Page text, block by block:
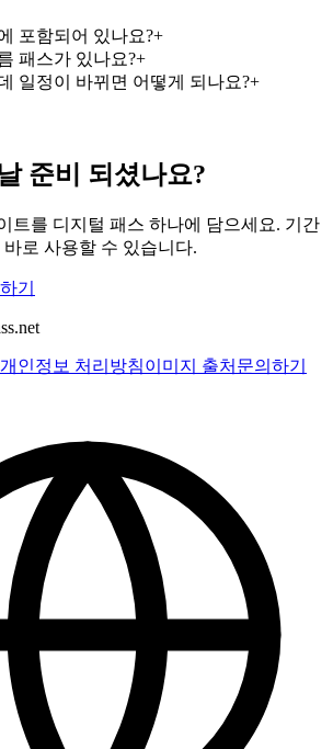
포함되어 있나요?+
패스가 있나요?+
일정이 바뀌면 어떻게 되나요?+
준비 되셨나요?
트를 디지털 패스 하나에 담으세요. 기간
로 사용할 수 있습니다.
기
개인정보 처리방침이미지 출처 문의하기